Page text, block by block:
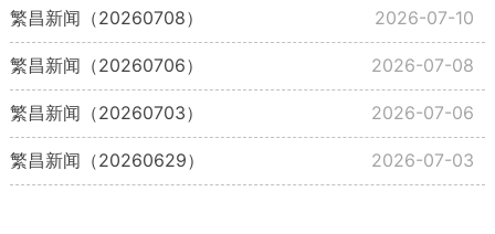
繁昌新闻（20260708） 2026-07-10
繁昌新闻（20260706） 2026-07-08
繁昌新闻（20260703） 2026-07-06
繁昌新闻（20260629） 2026-07-03